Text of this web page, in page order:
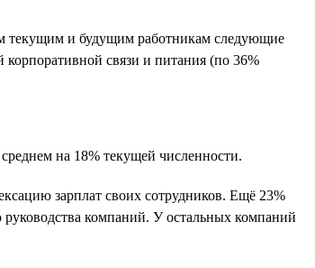
текущим и будущим работникам следующие
связи и питания (по 36%
на 18% текущей численности.
зарплат своих сотрудников. Ещё 23%
руководства компаний. У остальных компаний